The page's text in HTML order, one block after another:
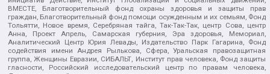
ВМЕСТЕ, Благотворительный фонд охраны здоровья и защиты прав
граждан, Благотворительный фонд помощи осужденным и их семьям, Фонд
Тольятти, Новое время, Серебряная тайга, Так-Так-Так, центр Сова, центр
Анна, Проект Апрель, Самарская губерния, Эра здоровья, Мемориал,
Аналитический Центр Юрия Левады, Издательство Парк Гагарина, Фонд
содействия имени Андрея Рылькова, Сфера, Уральская правозащитная
группа, Женщины Евразии, СИБАЛЬТ, Институт прав человека, Фонд защиты
гласности, Российский исследовательский центр по правам человека,